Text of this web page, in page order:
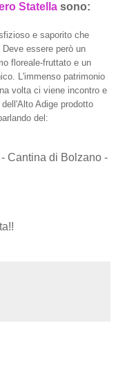
Statella sono:
e saporito che
essere però un
floreale-fruttato e un
L'immenso patrimonio
volta ci viene incontro e
Adige prodotto
del:
Cantina di Bolzano -